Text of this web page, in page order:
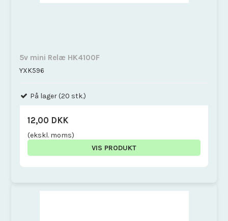
5v mini Relæ HK4100F
YXK596
På lager (20 stk.)
12,00 DKK
(ekskl. moms)
VIS PRODUKT